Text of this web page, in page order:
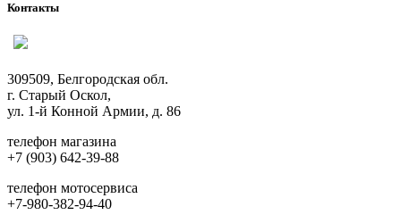
Контакты
309509, Белгородская обл.
г. Старый Оскол,
ул. 1-й Конной Армии, д. 86
телефон магазина
+7 (903) 642-39-88
телефон мотосервиса
+7-980-382-94-40